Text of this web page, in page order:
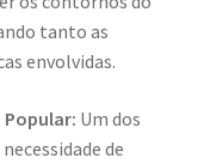
tanto as
envolvidas.
Um dos
de